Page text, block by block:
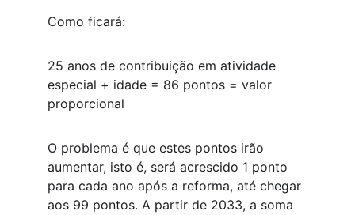
Como ficará:
25 anos de contribuição em atividade
especial + idade = 86 pontos = valor
proporcional
O problema é que estes pontos irão
aumentar, isto é, será acrescido 1 ponto
para cada ano após a reforma, até chegar
aos 99 pontos. A partir de 2033, a soma